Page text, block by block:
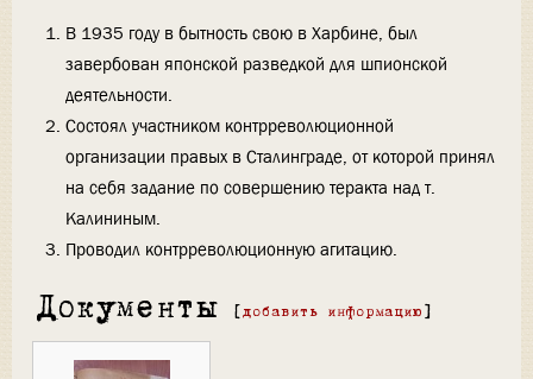
В 1935 году в бытность свою в Харбине, был
завербован японской разведкой для шпионской
деятельности.
Состоял участником контрреволюционной
организации правых в Сталинграде, от которой принял
на себя задание по совершению теракта над т.
Калининым.
Проводил контрреволюционную агитацию.
Документы [ добавить информацию ]